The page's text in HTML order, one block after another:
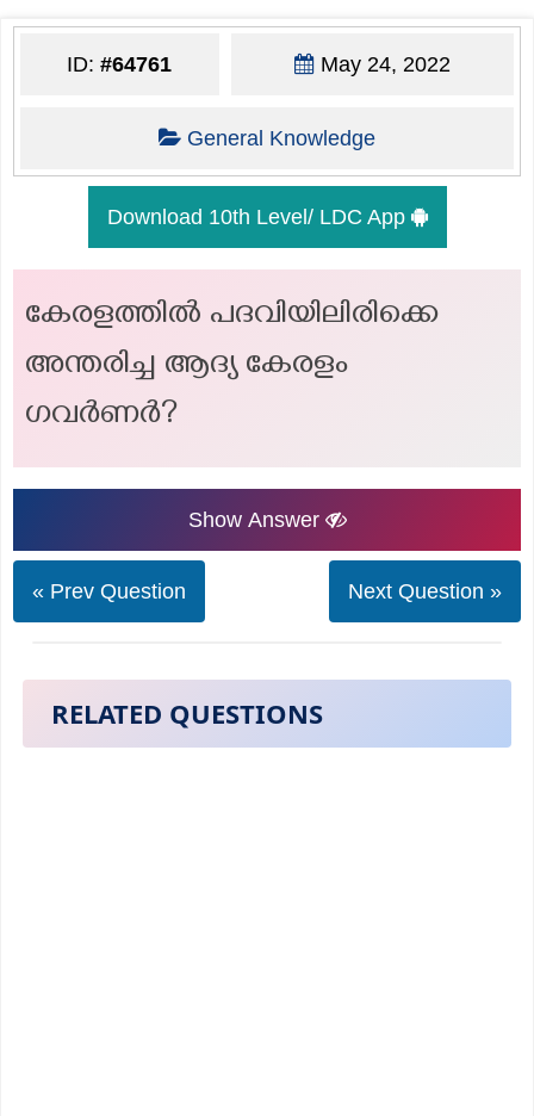
ID:#64761 May 24, 2022
General Knowledge
Download 10th Level/ LDC App
കേരളത്തിൽ പദവിയിലിരിക്കെ
അന്തരിച്ച ആദ്യ കേരളം
ഗവർണർ?
Show Answer
« Prev Question Next Question »
RELATED QUESTIONS